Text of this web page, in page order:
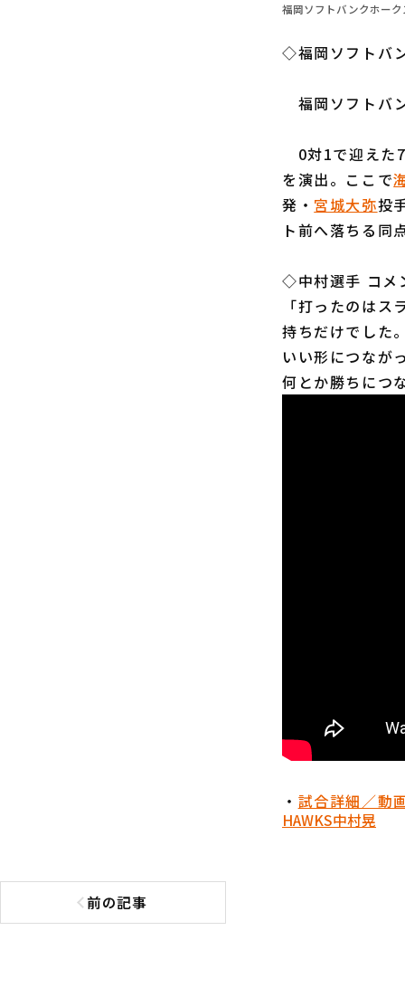
福岡ソフトバンクホー
◇福岡ソフトバ
福岡ソフトバ
0対1で迎えた
を演出。ここで
発・ 宮城大弥投
ト前へ落ちる同
◇中村選手 コメ
「打ったのは
持ちだけでした
いい形につなが
何とか勝ちにつ
・ 試合詳細／動
HAWKS中村晃
前の記事
前の記事へ